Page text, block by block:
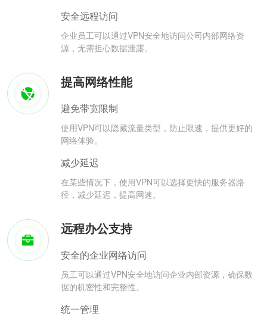
安全远程访问
企业员工可以通过VPN安全地访问公司内部网络资
源，无需担心数据泄露。
提高网络性能
避免带宽限制
使用VPN可以隐藏流量类型，防止限速，提供更好的
网络体验。
减少延迟
在某些情况下，使用VPN可以选择更快的服务器路
径，减少延迟，提高网速。
远程办公支持
安全的企业网络访问
员工可以通过VPN安全地访问企业内部资源，确保数
据的机密性和完整性。
统一管理